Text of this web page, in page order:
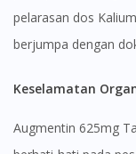
pelarasan dos
berjumpa dengan
Keselamatan
Augmentin 625mg